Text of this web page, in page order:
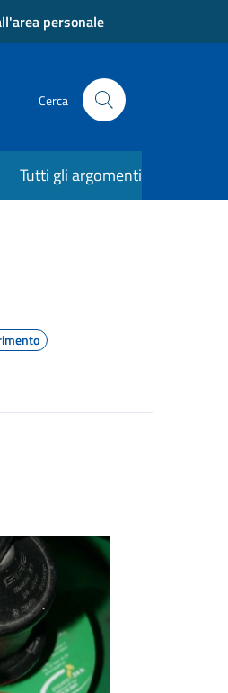
personale
Cerca
Tutti gli argomenti